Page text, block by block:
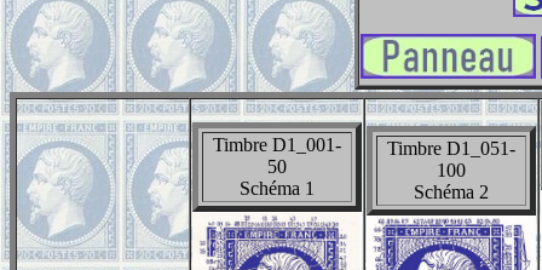
Timbre D1_001-
50
Schéma 1
Timbre D1_051-
100
Schéma 2